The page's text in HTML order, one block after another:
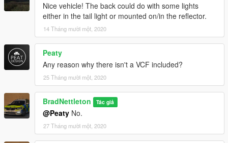
Nice vehicle! The back could do with some lights
either in the tail light or mounted on/in the reflector.
14 Tháng mười một, 2020
Peaty
Any reason why there isn't a VCF included?
25 Tháng mười một, 2020
BradNettleton Tác giả
@Peaty No.
27 Tháng mười một, 2020